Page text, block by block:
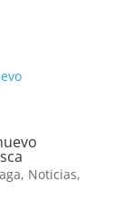
, Noticias,